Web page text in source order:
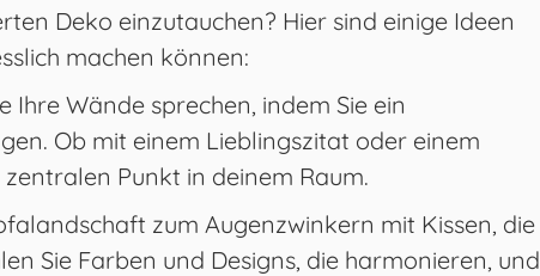
Deko einzutauchen? Hier sind einige Ideen
machen können:
Ihre Wände sprechen, indem Sie ein
Ob mit einem Lieblingszitat oder einem
Punkt in deinem Raum.
zum Augenzwinkern mit Kissen, die
Sie Farben und Designs, die harmonieren, und